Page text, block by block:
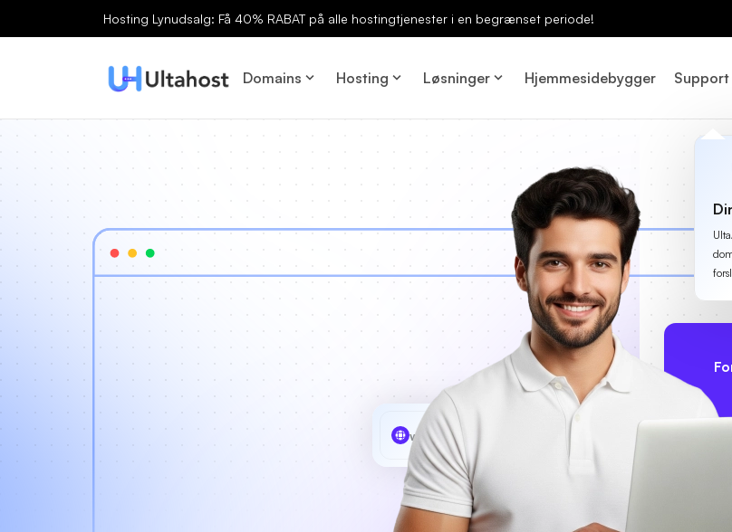
Hosting Lynudsalg: Få 40% RABAT på alle hostingtjenester i en begrænset periode!
Domains Hosting Løsninger Hjemmesidebygger Support
www MyCafe